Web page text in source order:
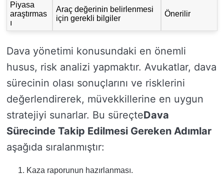
Piyasa
araştırmas
ı
Araç değerinin belirlenmesi
için gerekli bilgiler
Önerilir
Dava yönetimi konusundaki en önemli
husus, risk analizi yapmaktır. Avukatlar, dava
sürecinin olası sonuçlarını ve risklerini
değerlendirerek, müvekkillerine en uygun
stratejiyi sunarlar. Bu süreçteDava
Sürecinde Takip Edilmesi Gereken Adımlar
aşağıda sıralanmıştır:
Kaza raporunun hazırlanması.